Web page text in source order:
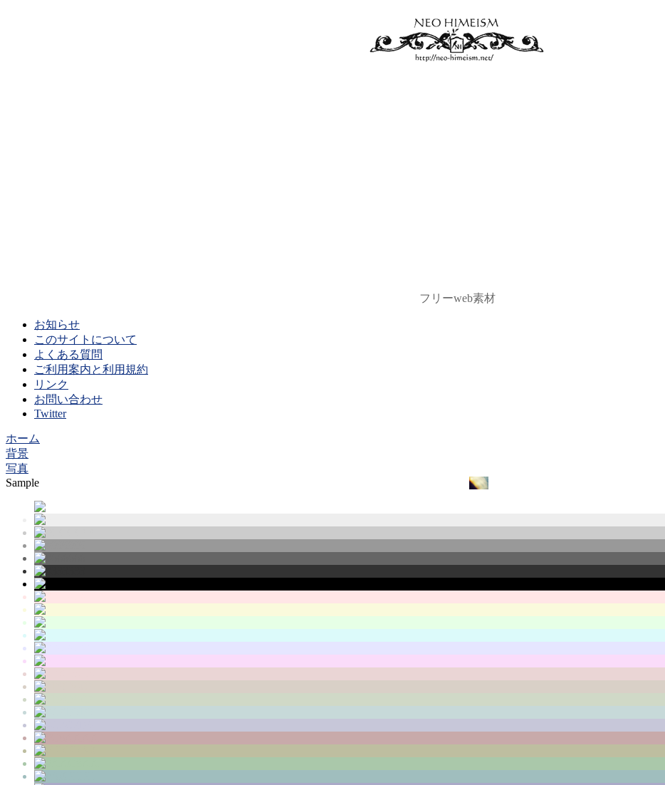
フリーweb素材
お知らせ
このサイトについて
よくある質問
ご利用案内と利用規約
リンク
お問い合わせ
Twitter
ホーム
背景
写真
Sample